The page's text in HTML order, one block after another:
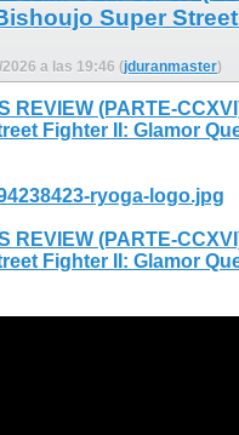
Super
2026 a las 19:46 (jduranmaster)
REVIEW (PARTE-
Fighter II: Glamor
ryoga-logo.jpg
REVIEW (PARTE-
Fighter II: Glamor